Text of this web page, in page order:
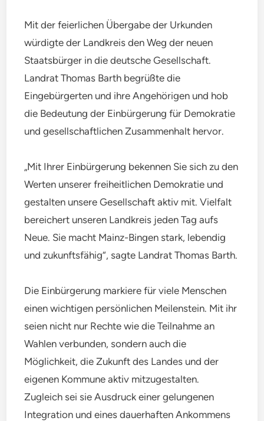
Mit der feierlichen Übergabe der Urkunden
würdigte der Landkreis den Weg der neuen
Staatsbürger in die deutsche Gesellschaft.
Landrat Thomas Barth begrüßte die
Eingebürgerten und ihre Angehörigen und hob
die Bedeutung der Einbürgerung für Demokratie
und gesellschaftlichen Zusammenhalt hervor.
„Mit Ihrer Einbürgerung bekennen Sie sich zu den
Werten unserer freiheitlichen Demokratie und
gestalten unsere Gesellschaft aktiv mit. Vielfalt
bereichert unseren Landkreis jeden Tag aufs
Neue. Sie macht Mainz-Bingen stark, lebendig
und zukunftsfähig“, sagte Landrat Thomas Barth.
Die Einbürgerung markiere für viele Menschen
einen wichtigen persönlichen Meilenstein. Mit ihr
seien nicht nur Rechte wie die Teilnahme an
Wahlen verbunden, sondern auch die
Möglichkeit, die Zukunft des Landes und der
eigenen Kommune aktiv mitzugestalten.
Zugleich sei sie Ausdruck einer gelungenen
Integration und eines dauerhaften Ankommens